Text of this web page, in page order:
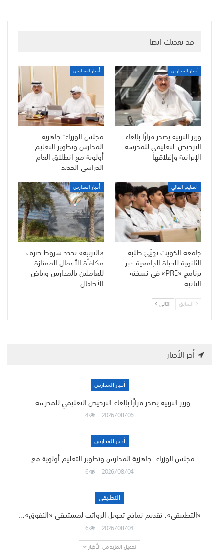
قد يعجبك ايضا
أخبار المدارس
وزير التربية يصدر قرارًا بإلغاء
الترخيص التعليمي للمدرسة
الإيرانية وإغلاقها
أخبار المدارس
مجلس الوزراء: جاهزية
المدارس وتطوير التعليم
أولوية مع انطلاق العام
الدراسي الجديد
التعليم العالي
جامعة الكويت تهيّئ طلبة
الثانوية للحياة الجامعية عبر
برنامج «PRE» في نسخته
الثانية
أخبار المدارس
«التربية» تحدد شروط صرف
مكافأة الأعمال الممتازة
للعاملين بالمدارس ورياض
الأطفال
السابق التالي
أخر الأخبار
أخبار المدارس
وزير التربية يصدر قرارًا بإلغاء الترخيص التعليمي للمدرسة…
2026/08/06
4
أخبار المدارس
مجلس الوزراء: جاهزية المدارس وتطوير التعليم أولوية مع…
2026/08/04
6
التطبيقي
«التطبيقي»: تقديم نماذج تحويل الرواتب لمستحقي «التفوق»…
2026/08/04
6
تحميل المزيد من الأخبار